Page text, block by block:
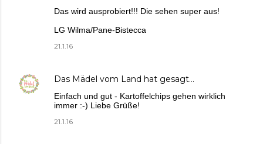
Das wird ausprobiert!!! Die sehen super aus!
LG Wilma/Pane-Bistecca
21.1.16
Das Mädel vom Land hat gesagt…
Einfach und gut - Kartoffelchips gehen wirklich
immer :-) Liebe Grüße!
21.1.16